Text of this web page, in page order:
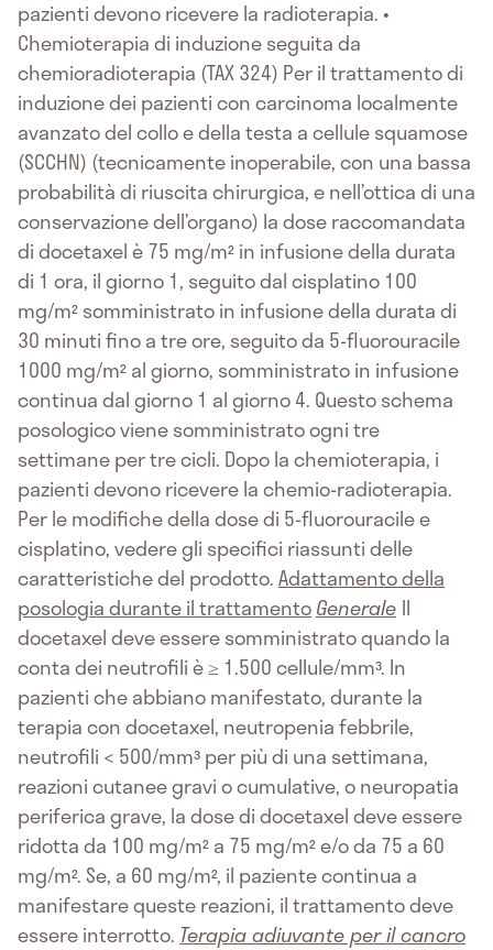
pazienti devono ricevere la radioterapia. •
Chemioterapia di induzione seguita da
chemioradioterapia (TAX 324) Per il trattamento di
induzione dei pazienti con carcinoma localmente
avanzato del collo e della testa a cellule squamose
(SCCHN) (tecnicamente inoperabile, con una bassa
probabilità di riuscita chirurgica, e nell’ottica di una
conservazione dell’organo) la dose raccomandata
di docetaxel è 75 mg/m² in infusione della durata
di 1 ora, il giorno 1, seguito dal cisplatino 100
mg/m² somministrato in infusione della durata di
30 minuti fino a tre ore, seguito da 5-fluorouracile
1000 mg/m² al giorno, somministrato in infusione
continua dal giorno 1 al giorno 4. Questo schema
posologico viene somministrato ogni tre
settimane per tre cicli. Dopo la chemioterapia, i
pazienti devono ricevere la chemio-radioterapia.
Per le modifiche della dose di 5-fluorouracile e
cisplatino, vedere gli specifici riassunti delle
caratteristiche del prodotto.Adattamento della
posologia durante il trattamentoGenerale Il
docetaxel deve essere somministrato quando la
conta dei neutrofili è ≥ 1.500 cellule/mm³. In
pazienti che abbiano manifestato, durante la
terapia con docetaxel, neutropenia febbrile,
neutrofili < 500/mm³ per più di una settimana,
reazioni cutanee gravi o cumulative, o neuropatia
periferica grave, la dose di docetaxel deve essere
ridotta da 100 mg/m² a 75 mg/m² e/o da 75 a 60
mg/m². Se, a 60 mg/m², il paziente continua a
manifestare queste reazioni, il trattamento deve
essere interrotto. Terapia adiuvante per il cancro